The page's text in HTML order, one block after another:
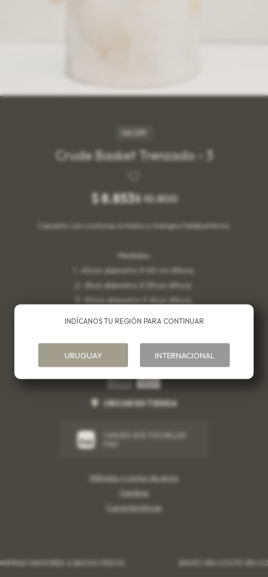
Crude Basket Trenzado - 3
$8.853$10.800
Canasto con costuras a mano y mangos talabarteros.
Medidas:
1 : 40cm diàmetro X 60 cm Altura.
2 : 41cm diàmetro X 30cm Altura.
3 : 50cm diàmetro X 41cm Altura.
- Mangos 36cm Aprox.
UBICAR EN TIENDA
Métodos y costos de envío
Cambios
Características
MAYORES A $6000 PESOS ENVÍO SIN COSTO EN
INDÍCANOS TU REGIÓN PARA CONTINUAR
URUGUAY INTERNACIONAL